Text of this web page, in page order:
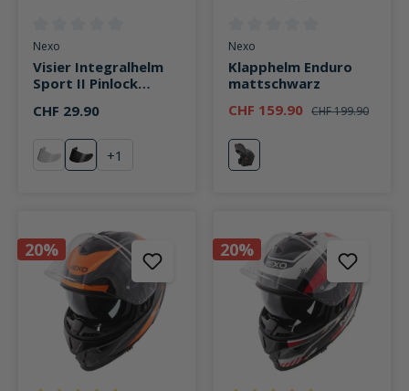
Durchschnittliche Bewertung von 0 von 5 Sternen
Nexo
Visier Integralhelm
Sport II Pinlock
getönt
CHF 29.90
klar stark getönt
+1
Durchschnittliche Bewertung
Nexo
Klapphelm Enduro
mattschwarz
CHF 159.90 CHF 199.90
mattschwarz
20% 20%